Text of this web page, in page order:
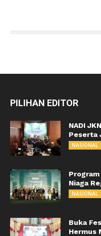
PILIHAN EDITOR
NADI
Peserta
NASIONAL
Niaga
NASIONAL
Buka
Hermus